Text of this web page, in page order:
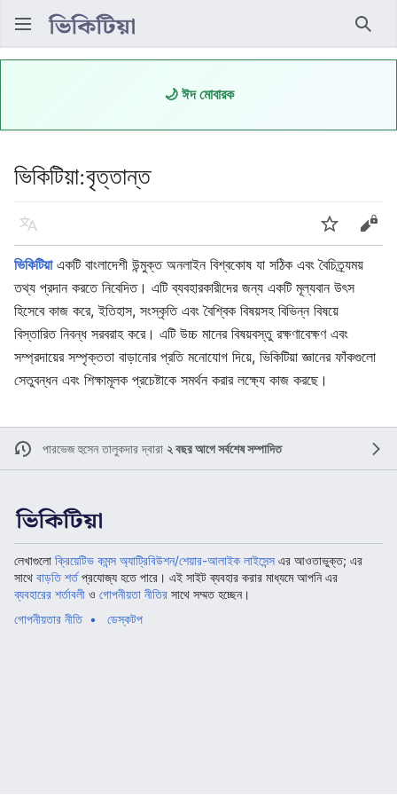
🌙 ঈদ মোবারক
ভিকিটিয়া:বৃত্তান্ত
ভাষা নজর রাখুনউৎস
ভিকিটিয়াএকটি বাংলাদেশী উন্মুক্ত অনলাইন বিশ্বকোষ যা সঠিক এবং বৈচিত্র্যময়
তথ্য প্রদান করতে নিবেদিত। এটি ব্যবহারকারীদের জন্য একটি মূল্যবান উৎস
হিসেবে কাজ করে, ইতিহাস, সংস্কৃতি এবং বৈশ্বিক বিষয়সহ বিভিন্ন বিষয়ে
বিস্তারিত নিবন্ধ সরবরাহ করে। এটি উচ্চ মানের বিষয়বস্তু রক্ষণাবেক্ষণ এবং
সম্প্রদায়ের সম্পৃক্ততা বাড়ানোর প্রতি মনোযোগ দিয়ে, ভিকিটিয়া জ্ঞানের ফাঁকগুলো
সেতুবন্ধন এবং শিক্ষামূলক প্রচেষ্টাকে সমর্থন করার লক্ষ্যে কাজ করছে।
পারভেজ হুসেন তালুকদারদ্বারা ২ বছর আগে সর্বশেষ সম্পাদিত
লেখাগুলো ক্রিয়েটিভ কমন্স অ্যাট্রিবিউশন/শেয়ার-আলাইক লাইসেন্স এর আওতাভুক্ত; এর
সাথে বাড়তি শর্তপ্রযোজ্য হতে পারে। এই সাইট ব্যবহার করার মাধ্যমে আপনি এর
ব্যবহারের শর্তাবলী ও গোপনীয়তা নীতির সাথে সম্মত হচ্ছেন।
গোপনীয়তার নীতি
ডেস্কটপ